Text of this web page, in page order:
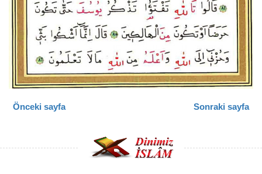
Önceki sayfa Sonraki sayfa